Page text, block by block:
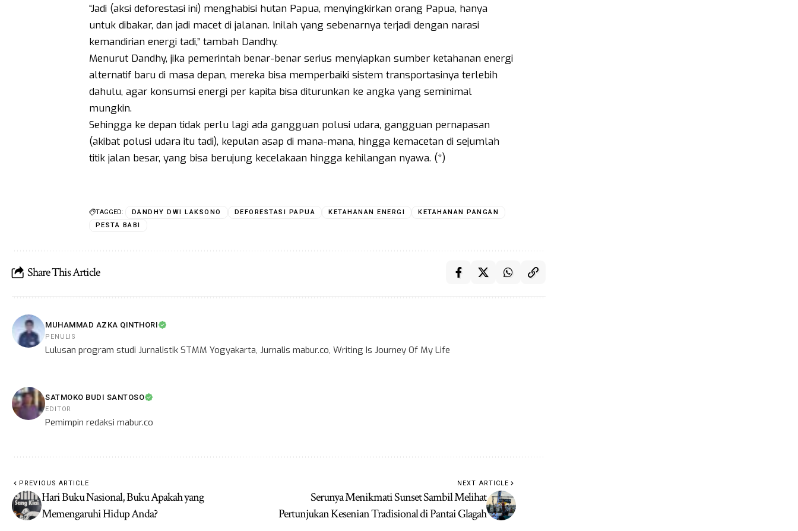
“Jadi (aksi deforestasi ini) menghabisi hutan Papua, menyingkirkan orang Papua, hanya
untuk dibakar, dan jadi macet di jalanan. Inilah yang sebenarnya terjadi dengan narasi
kemandirian energi tadi,” tambah Dandhy.
Menurut Dandhy, jika pemerintah benar-benar serius menyiapkan sumber ketahanan energi
alternatif baru di masa depan, mereka bisa memperbaiki sistem transportasinya terlebih
dahulu, agar konsumsi energi per kapita bisa diturunkan ke angka yang seminimal
mungkin.
Sehingga ke depan tidak perlu lagi ada gangguan polusi udara, gangguan pernapasan
(akibat polusi udara itu tadi), kepulan asap di mana-mana, hingga kemacetan di sejumlah
titik jalan besar, yang bisa berujung kecelakaan hingga kehilangan nyawa. (*)
TAGGED: DANDHY DWI LAKSONO DEFORESTASI PAPUA KETAHANAN ENERGI
KETAHANAN PANGAN
PESTA BABI
Share This Article
MUHAMMAD AZKA QINTHORI
PENULIS
Lulusan program studi Jurnalistik STMM Yogyakarta, Jurnalis mabur.co, Writing Is Journey Of My Life
SATMOKO BUDI SANTOSO
EDITOR
Pemimpin redaksi mabur.co
PREVIOUS ARTICLE
Hari Buku Nasional, Buku Apakah yang
Memengaruhi Hidup Anda?
NEXT ARTICLE
Serunya Menikmati Sunset Sambil Melihat
Pertunjukan Kesenian Tradisional di Pantai Glagah